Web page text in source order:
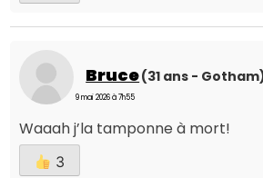
Bruce(31 ans -
9 mai 2026 à 7h55
Waaah j’la tamponne à mort!
3